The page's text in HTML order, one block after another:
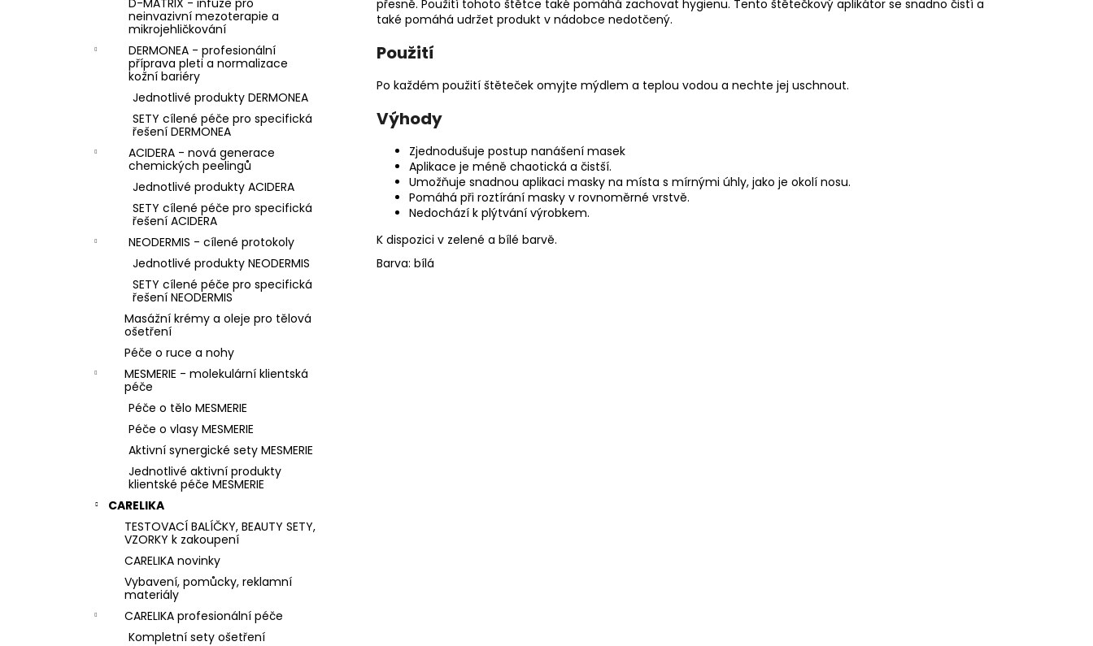
D-MATRIX - infuze pro
neinvazivní mezoterapie a
mikrojehličkování
DERMONEA - profesionální
příprava pleti a normalizace
kožní bariéry
Jednotlivé produkty DERMONEA
SETY cílené péče pro specifická
řešení DERMONEA
ACIDERA - nová generace
chemických peelingů
Jednotlivé produkty ACIDERA
SETY cílené péče pro specifická
řešení ACIDERA
NEODERMIS - cílené protokoly
Jednotlivé produkty NEODERMIS
SETY cílené péče pro specifická
řešení NEODERMIS
Masážní krémy a oleje pro tělová
ošetření
Péče o ruce a nohy
MESMERIE - molekulární klientská
péče
Péče o tělo MESMERIE
Péče o vlasy MESMERIE
Aktivní synergické sety MESMERIE
Jednotlivé aktivní produkty
klientské péče MESMERIE
CARELIKA
TESTOVACÍ BALÍČKY, BEAUTY SETY,
VZORKY k zakoupení
CARELIKA novinky
Vybavení, pomůcky, reklamní
materiály
CARELIKA profesionální péče
Kompletní sety ošetření
přesně. Použití tohoto štětce také pomáhá zachovat hygienu. Tento štětečkový aplikátor se snadno čistí a
také pomáhá udržet produkt v nádobce nedotčený.
Použití
Po každém použití štěteček omyjte mýdlem a teplou vodou a nechte jej uschnout.
Výhody
Zjednodušuje postup nanášení masek
Aplikace je méně chaotická a čistší.
Umožňuje snadnou aplikaci masky na místa s mírnými úhly, jako je okolí nosu.
Pomáhá při roztírání masky v rovnoměrné vrstvě.
Nedochází k plýtvání výrobkem.
K dispozici v zelené a bílé barvě.
Barva: bílá